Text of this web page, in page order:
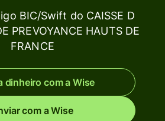
BIC/Swift do CAISSE D
PREVOYANCE HAUTS DE
FRANCE
dinheiro com a Wise
com a Wise